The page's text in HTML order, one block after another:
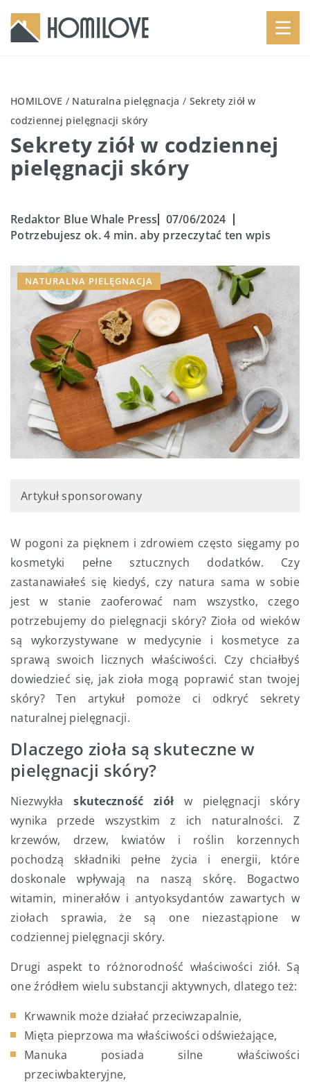
HOMILOVE / Naturalna pielęgnacja / Sekrety ziół w
codziennej pielęgnacji skóry
Sekrety ziół w codziennej
pielęgnacji skóry
Redaktor Blue Whale Press
07/06/2024
Potrzebujesz ok. 4 min. aby przeczytać ten wpis
NATURALNA PIELĘGNACJA
Artykuł sponsorowany
W pogoni za pięknem i zdrowiem często sięgamy po
kosmetyki pełne sztucznych dodatków. Czy
zastanawiałeś się kiedyś, czy natura sama w sobie
jest w stanie zaoferować nam wszystko, czego
potrzebujemy do pielęgnacji skóry? Zioła od wieków
są wykorzystywane w medycynie i kosmetyce za
sprawą swoich licznych właściwości. Czy chciałbyś
dowiedzieć się, jak zioła mogą poprawić stan twojej
skóry? Ten artykuł pomoże ci odkryć sekrety
naturalnej pielęgnacji.
Dlaczego zioła są skuteczne w
pielęgnacji skóry?
Niezwykłaskuteczność ziół w pielęgnacji skóry
wynika przede wszystkim z ich naturalności. Z
krzewów, drzew, kwiatów i roślin korzennych
pochodzą składniki pełne życia i energii, które
doskonale wpływają na naszą skórę. Bogactwo
witamin, minerałów i antyoksydantów zawartych w
ziołach sprawia, że są one niezastąpione w
codziennej pielęgnacji skóry.
Drugi aspekt to różnorodność właściwości ziół. Są
one źródłem wielu substancji aktywnych, dlatego też:
Krwawnik może działać przeciwzapalnie,
Mięta pieprzowa ma właściwości odświeżające,
Manuka posiada silne właściwości
przeciwbakteryjne,